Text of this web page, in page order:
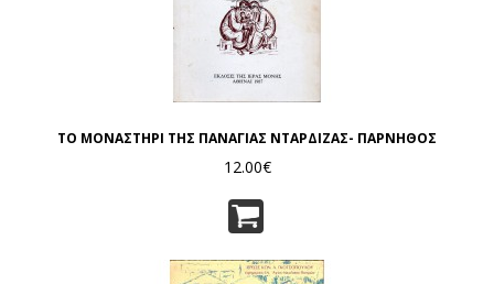
ΤΟ ΜΟΝΑΣΤΗΡΙ ΤΗΣ ΠΑΝΑΓΙΑΣ ΝΤΑΡΔΙΖΑΣ- ΠΑΡΝΗΘΟΣ
12.00€